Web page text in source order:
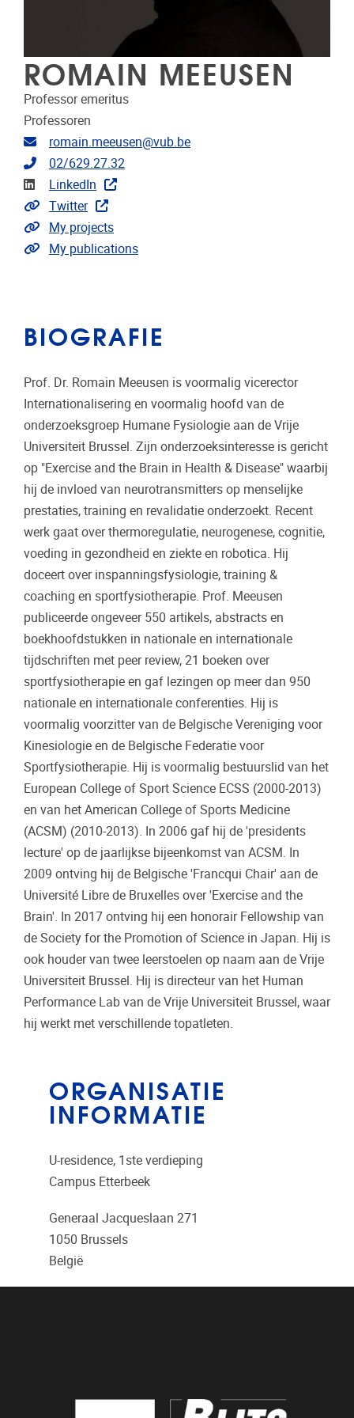
ROMAIN MEEUSEN
Professor emeritus
Professoren
E-mailadres
romain.meeusen@vub.be
Telefoonnummer
02/629.27.32
LinkedIn
LinkedIn
Link naar CRIS
Twitter
Link naar projecten
My projects
Link naar publicaties
My publications
BIOGRAFIE
Prof. Dr. Romain Meeusen is voormalig vicerector
Internationalisering en voormalig hoofd van de
onderzoeksgroep Humane Fysiologie aan de Vrije
Universiteit Brussel. Zijn onderzoeksinteresse is gericht
op "Exercise and the Brain in Health & Disease" waarbij
hij de invloed van neurotransmitters op menselijke
prestaties, training en revalidatie onderzoekt. Recent
werk gaat over thermoregulatie, neurogenese, cognitie,
voeding in gezondheid en ziekte en robotica. Hij
doceert over inspanningsfysiologie, training &
coaching en sportfysiotherapie. Prof. Meeusen
publiceerde ongeveer 550 artikels, abstracts en
boekhoofdstukken in nationale en internationale
tijdschriften met peer review, 21 boeken over
sportfysiotherapie en gaf lezingen op meer dan 950
nationale en internationale conferenties. Hij is
voormalig voorzitter van de Belgische Vereniging voor
Kinesiologie en de Belgische Federatie voor
Sportfysiotherapie. Hij is voormalig bestuurslid van het
European College of Sport Science ECSS (2000-2013)
en van het American College of Sports Medicine
(ACSM) (2010-2013). In 2006 gaf hij de 'presidents
lecture' op de jaarlijkse bijeenkomst van ACSM. In
2009 ontving hij de Belgische 'Francqui Chair' aan de
Université Libre de Bruxelles over 'Exercise and the
Brain'. In 2017 ontving hij een honorair Fellowship van
de Society for the Promotion of Science in Japan. Hij is
ook houder van twee leerstoelen op naam aan de Vrije
Universiteit Brussel. Hij is directeur van het Human
Performance Lab van de Vrije Universiteit Brussel, waar
hij werkt met verschillende topatleten.
ORGANISATIE
INFORMATIE
U-residence, 1ste verdieping
Campus Etterbeek
Generaal Jacqueslaan 271
1050 Brussels
België